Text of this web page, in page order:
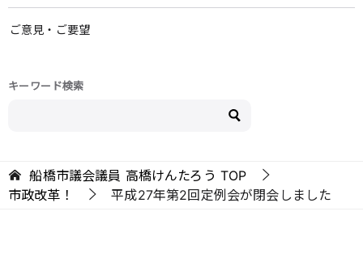
ご意見・ご要望
キーワード検索
船橋市議会議員 高橋けんたろう TOP
市政改革！
平成27年第2回定例会が閉会しました